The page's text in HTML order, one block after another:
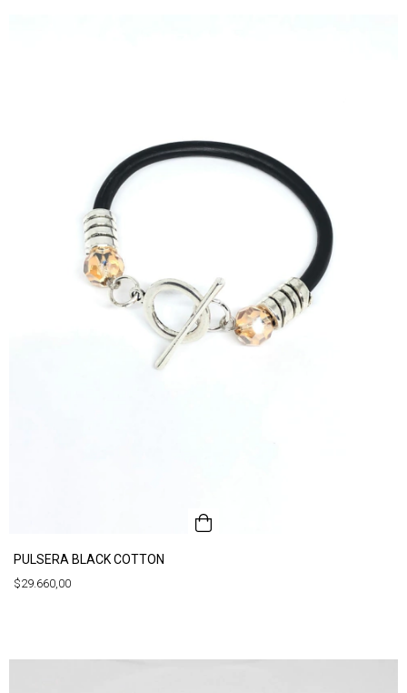
PULSERA BLACK COTTON
$29.660,00